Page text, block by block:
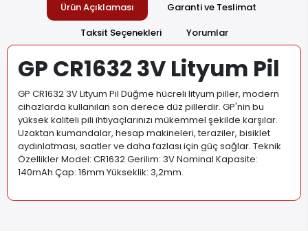
Ürün Açıklaması
Garanti ve Teslimat
Taksit Seçenekleri
Yorumlar
GP CR1632 3V Lityum Pil
GP CR1632 3V Lityum Pil Düğme hücreli lityum piller, modern
cihazlarda kullanılan son derece düz pillerdir. GP'nin bu
yüksek kaliteli pili ihtiyaçlarınızı mükemmel şekilde karşılar.
Uzaktan kumandalar, hesap makineleri, teraziler, bisiklet
aydınlatması, saatler ve daha fazlası için güç sağlar. Teknik
Özellikler Model: CR1632 Gerilim: 3V Nominal Kapasite:
140mAh Çap: 16mm Yükseklik: 3,2mm.